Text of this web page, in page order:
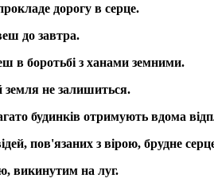
дорогу в серце.
до завтра.
в боротьбі з ханами земними.
земля не залишиться.
будинків отримують вдома
пов'язаних з вірою, брудне
викинутим на луг.